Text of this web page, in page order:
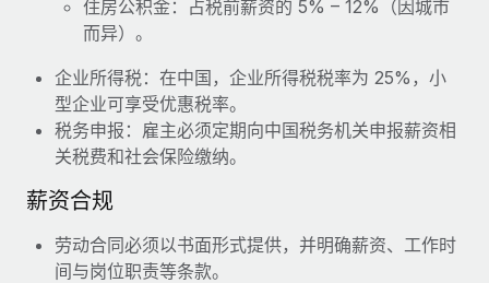
住房公积金：占税前薪资的 5% – 12%（因城市
而异）。
企业所得税：在中国，企业所得税税率为 25%，小
型企业可享受优惠税率。
税务申报：雇主必须定期向中国税务机关申报薪资相
关税费和社会保险缴纳。
薪资合规
劳动合同必须以书面形式提供，并明确薪资、工作时
间与岗位职责等条款。